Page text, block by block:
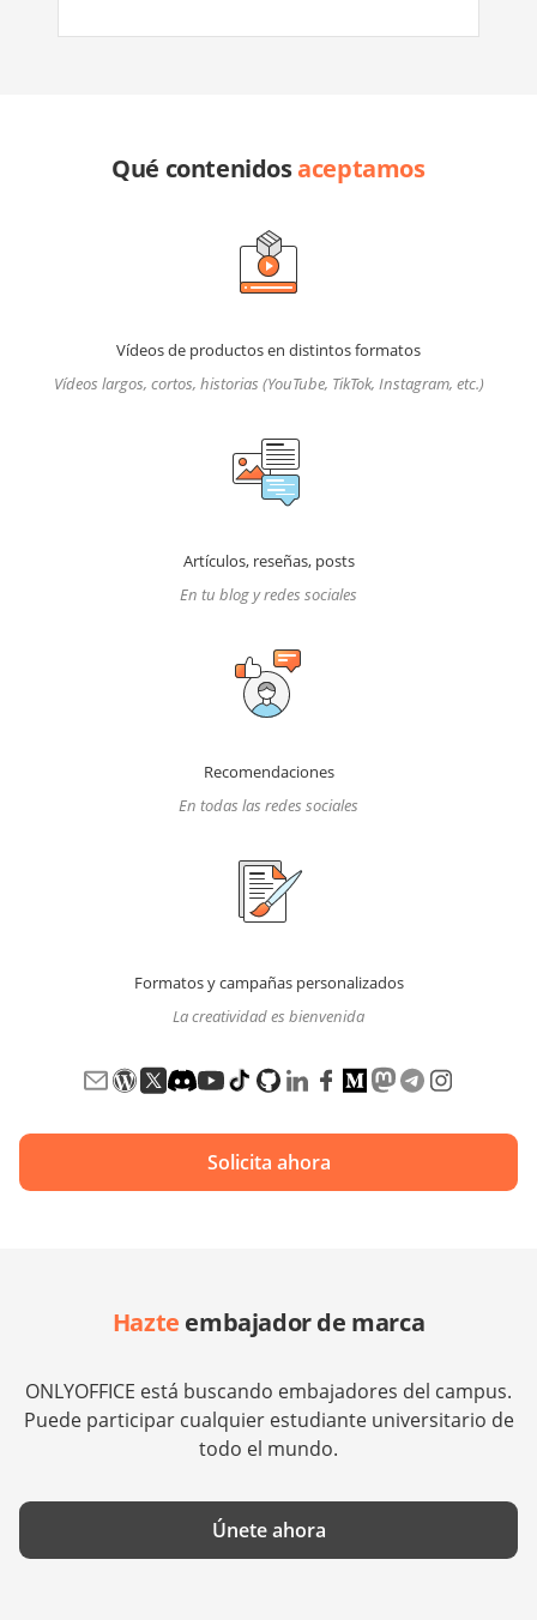
Qué contenidosaceptamos
Vídeos de productos en distintos formatos
Vídeos largos, cortos, historias (YouTube, TikTok, Instagram, etc.)
Artículos, reseñas, posts
En tu blog y redes sociales
Recomendaciones
En todas las redes sociales
Formatos y campañas personalizados
La creatividad es bienvenida
Solicita ahora
Hazte embajador de marca
ONLYOFFICE está buscando embajadores del campus.
Puede participar cualquier estudiante universitario de
todo el mundo.
Únete ahora